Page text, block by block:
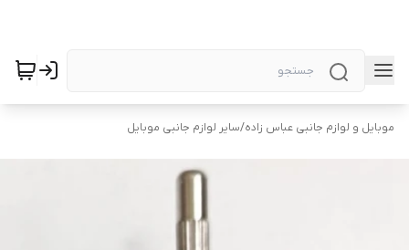
موبایل و لوازم جانبی عباس زاده/سایر لوازم جانبی موبایل